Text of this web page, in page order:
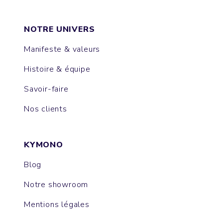
NOTRE UNIVERS
Manifeste & valeurs
Histoire & équipe
Savoir-faire
Nos clients
KYMONO
Blog
Notre showroom
Mentions légales